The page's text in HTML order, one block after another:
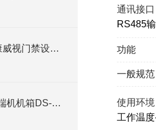
DS-KAW150-1海康威视门禁设备电源开关有机箱
海康威视插卡式光端机机箱DS-3K01-17S
通讯接
RS485
功能
一般规范
使用环
工作温